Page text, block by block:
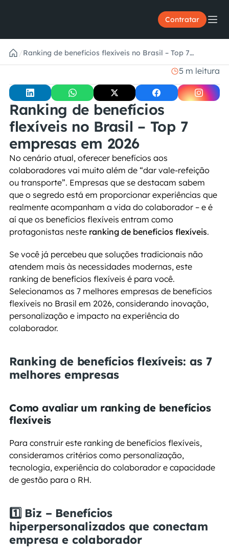
Contratar
/Ranking de benefícios flexíveis no Brasil – Top 7
empresas em 2026
5 m leitura
Ranking de benefícios
flexíveis no Brasil – Top 7
empresas em 2026
No cenário atual, oferecer benefícios aos
colaboradores vai muito além de “dar vale-refeição
ou transporte”. Empresas que se destacam sabem
que o segredo está em proporcionar experiências que
realmente acompanham a vida do colaborador – e é
aí que os benefícios flexíveis entram como
protagonistas neste ranking de benefícios flexíveis.
Se você já percebeu que soluções tradicionais não
atendem mais às necessidades modernas, este
ranking de benefícios flexíveis é para você.
Selecionamos as 7 melhores empresas de benefícios
flexíveis no Brasil em 2026, considerando inovação,
personalização e impacto na experiência do
colaborador.
Ranking de benefícios flexíveis: as 7
melhores empresas
Como avaliar um ranking de benefícios
flexíveis
Para construir este ranking de benefícios flexíveis,
consideramos critérios como personalização,
tecnologia, experiência do colaborador e capacidade
de gestão para o RH.
1️⃣ Biz – Benefícios
hiperpersonalizados que conectam
empresa e colaborador